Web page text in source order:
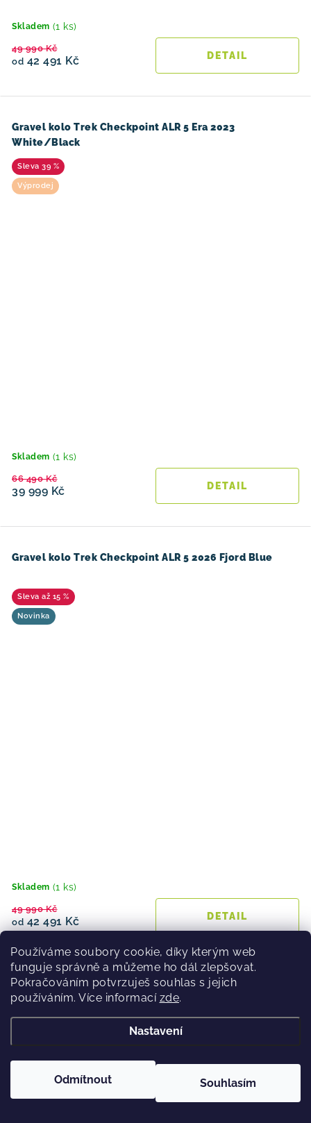
Používáme soubory cookie, díky kterým web
funguje správně a můžeme ho dál zlepšovat.
Pokračováním potvrzuješ souhlas s jejich
používáním. Více informací zde.
Nastavení
Odmítnout Souhlasím
Skladem (1 ks)
od 42 491 Kč
49 990 Kč
Gravel kolo Trek Checkpoint ALR 5 Era 2023
White/Black
39 %
Výprodej
Skladem (1 ks)
39 999 Kč
66 490 Kč
Gravel kolo Trek Checkpoint ALR 5 2026 Fjord Blue
až 15 %
Novinka
Skladem (1 ks)
od 42 491 Kč
49 990 Kč
Gravel kolo Trek Checkpoint SL 5 AXS 2026 Matt Black